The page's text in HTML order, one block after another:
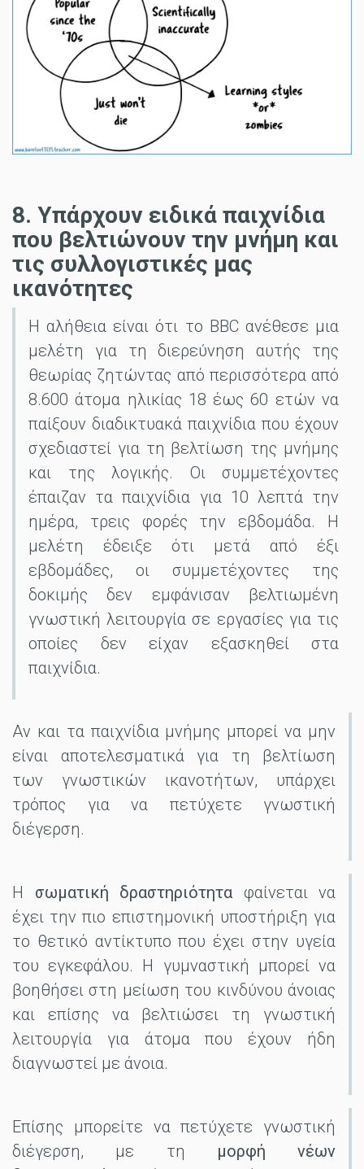
8. Υπάρχουν ειδικά παιχνίδια
που βελτιώνουν την μνήμη και
τις συλλογιστικές μας
ικανότητες
Η αλήθεια είναι ότι το BBC ανέθεσε μια
μελέτη για τη διερεύνηση αυτής της
θεωρίας ζητώντας από περισσότερα από
8.600 άτομα ηλικίας 18 έως 60 ετών να
παίξουν διαδικτυακά παιχνίδια που έχουν
σχεδιαστεί για τη βελτίωση της μνήμης
και της λογικής. Οι συμμετέχοντες
έπαιζαν τα παιχνίδια για 10 λεπτά την
ημέρα, τρεις φορές την εβδομάδα. Η
μελέτη έδειξε ότι μετά από έξι
εβδομάδες, οι συμμετέχοντες της
δοκιμής δεν εμφάνισαν βελτιωμένη
γνωστική λειτουργία σε εργασίες για τις
οποίες δεν είχαν εξασκηθεί στα
παιχνίδια.
Αν και τα παιχνίδια μνήμης μπορεί να μην
είναι αποτελεσματικά για τη βελτίωση
των γνωστικών ικανοτήτων, υπάρχει
τρόπος για να πετύχετε γνωστική
διέγερση.
Η σωματική δραστηριότητα φαίνεται να
έχει την πιο επιστημονική υποστήριξη για
το θετικό αντίκτυπο που έχει στην υγεία
του εγκεφάλου. Η γυμναστική μπορεί να
βοηθήσει στη μείωση του κινδύνου άνοιας
και επίσης να βελτιώσει τη γνωστική
λειτουργία για άτομα που έχουν ήδη
διαγνωστεί με άνοια.
Επίσης μπορείτε να πετύχετε γνωστική
διέγερση, με τη μορφή νέων